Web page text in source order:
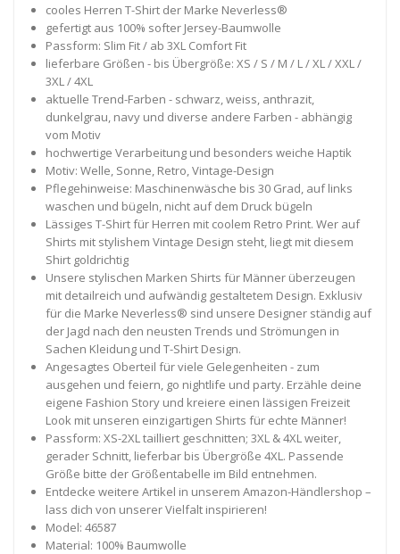
cooles Herren T-Shirt der Marke Neverless®
gefertigt aus 100% softer Jersey-Baumwolle
Passform: Slim Fit / ab 3XL Comfort Fit
lieferbare Größen - bis Übergröße: XS / S / M / L / XL / XXL /
3XL / 4XL
aktuelle Trend-Farben - schwarz, weiss, anthrazit,
dunkelgrau, navy und diverse andere Farben - abhängig
vom Motiv
hochwertige Verarbeitung und besonders weiche Haptik
Motiv: Welle, Sonne, Retro, Vintage-Design
Pflegehinweise: Maschinenwäsche bis 30 Grad, auf links
waschen und bügeln, nicht auf dem Druck bügeln
Lässiges T-Shirt für Herren mit coolem Retro Print. Wer auf
Shirts mit stylishem Vintage Design steht, liegt mit diesem
Shirt goldrichtig
Unsere stylischen Marken Shirts für Männer überzeugen
mit detailreich und aufwändig gestaltetem Design. Exklusiv
für die Marke Neverless® sind unsere Designer ständig auf
der Jagd nach den neusten Trends und Strömungen in
Sachen Kleidung und T-Shirt Design.
Angesagtes Oberteil für viele Gelegenheiten - zum
ausgehen und feiern, go nightlife und party. Erzähle deine
eigene Fashion Story und kreiere einen lässigen Freizeit
Look mit unseren einzigartigen Shirts für echte Männer!
Passform: XS-2XL tailliert geschnitten; 3XL & 4XL weiter,
gerader Schnitt, lieferbar bis Übergröße 4XL. Passende
Größe bitte der Größentabelle im Bild entnehmen.
Entdecke weitere Artikel in unserem Amazon-Händlershop –
lass dich von unserer Vielfalt inspirieren!
Model: 46587
Material: 100% Baumwolle